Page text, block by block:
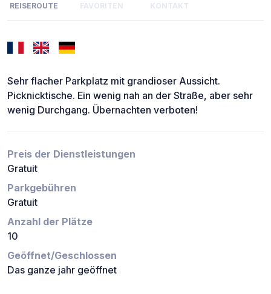
REISEROUTE FAVORITEN KONTAKT
Sehr flacher Parkplatz mit grandioser Aussicht.
Picknicktische. Ein wenig nah an der Straße, aber sehr
wenig Durchgang. Übernachten verboten!
Preis der Dienstleistungen
Gratuit
Parkgebühren
Gratuit
Anzahl der Plätze
10
Geöffnet/Geschlossen
Das ganze jahr geöffnet